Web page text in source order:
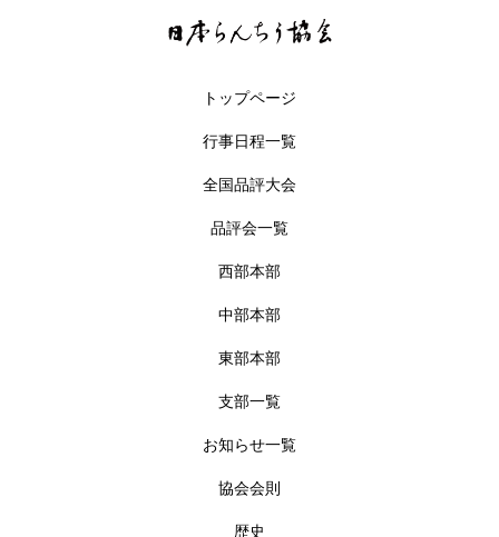
トップページ
行事日程一覧
全国品評大会
品評会一覧
西部本部
中部本部
東部本部
支部一覧
お知らせ一覧
協会会則
歴史